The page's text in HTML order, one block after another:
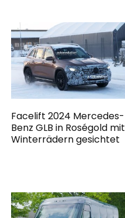
Facelift 2024 Mercedes-
Benz GLB in Roségold mit
Winterrädern gesichtet